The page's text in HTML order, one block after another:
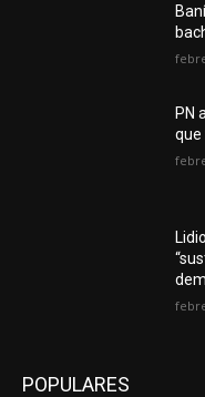
PN
que
POPULARES